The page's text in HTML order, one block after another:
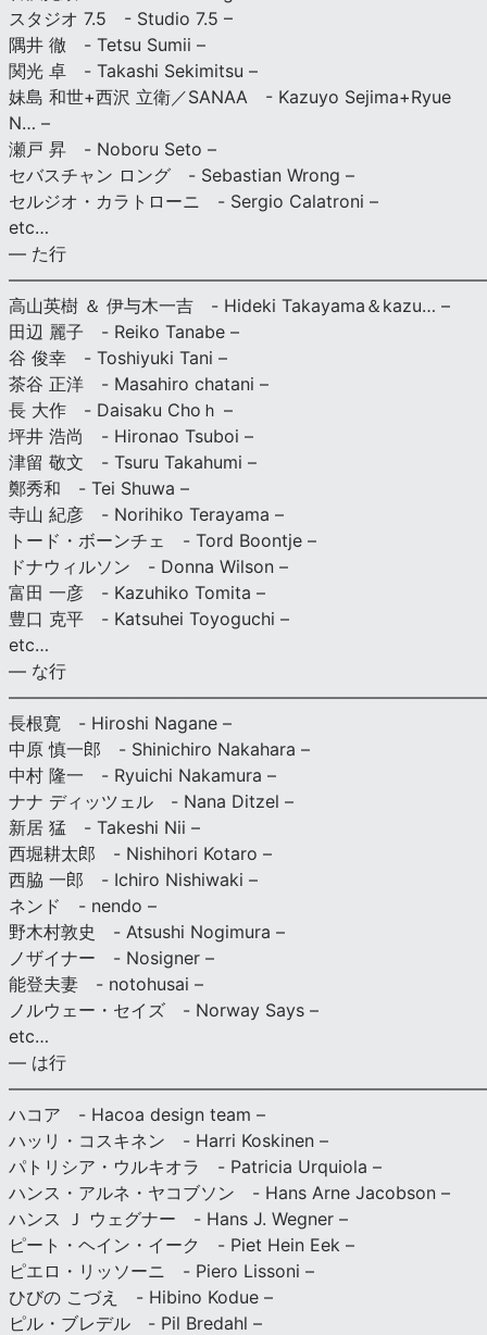
スタジオ 7.5 - Studio 7.5 –
隅井 徹 - Tetsu Sumii –
関光 卓 - Takashi Sekimitsu –
妹島 和世+西沢 立衛／SANAA - Kazuyo Sejima+Ryue
N… –
瀬戸 昇 - Noboru Seto –
セバスチャン ロング - Sebastian Wrong –
セルジオ・カラトローニ - Sergio Calatroni –
etc…
— た行
高山英樹 ＆ 伊与木一吉 - Hideki Takayama＆kazu… –
田辺 麗子 - Reiko Tanabe –
谷 俊幸 - Toshiyuki Tani –
茶谷 正洋 - Masahiro chatani –
長 大作 - Daisaku Choｈ –
坪井 浩尚 - Hironao Tsuboi –
津留 敬文 - Tsuru Takahumi –
鄭秀和 - Tei Shuwa –
寺山 紀彦 - Norihiko Terayama –
トード・ボーンチェ - Tord Boontje –
ドナウィルソン - Donna Wilson –
富田 一彦 - Kazuhiko Tomita –
豊口 克平 - Katsuhei Toyoguchi –
etc…
— な行
長根寛 - Hiroshi Nagane –
中原 慎一郎 - Shinichiro Nakahara –
中村 隆一 - Ryuichi Nakamura –
ナナ ディッツェル - Nana Ditzel –
新居 猛 - Takeshi Nii –
西堀耕太郎 - Nishihori Kotaro –
西脇 一郎 - Ichiro Nishiwaki –
ネンド - nendo –
野木村敦史 - Atsushi Nogimura –
ノザイナー - Nosigner –
能登夫妻 - notohusai –
ノルウェー・セイズ - Norway Says –
etc…
— は行
ハコア - Hacoa design team –
ハッリ・コスキネン - Harri Koskinen –
パトリシア・ウルキオラ - Patricia Urquiola –
ハンス・アルネ・ヤコブソン - Hans Arne Jacobson –
ハンス Ｊ ウェグナー - Hans J. Wegner –
ピート・ヘイン・イーク - Piet Hein Eek –
ピエロ・リッソーニ - Piero Lissoni –
ひびの こづえ - Hibino Kodue –
ピル・ブレデル - Pil Bredahl –